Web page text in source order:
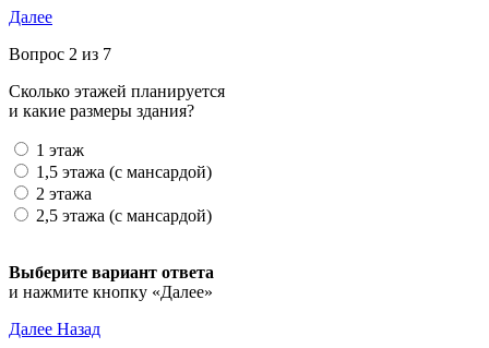
Далее
Вопрос 2 из 7
Сколько этажей планируется
и какие размеры здания?
1 этаж
1,5 этажа (с мансардой)
2 этажа
2,5 этажа (с мансардой)
Выберите вариант ответа
и нажмите кнопку «Далее»
Далее Назад